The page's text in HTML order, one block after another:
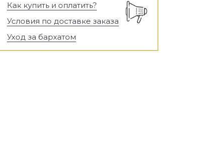
Как купить и оплатить?
Условия по доставке заказа
Уход за бархатом